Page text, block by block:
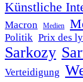
Künstliche
Macron Medien
Politik Prix des
Sarkozy
Verteidigung